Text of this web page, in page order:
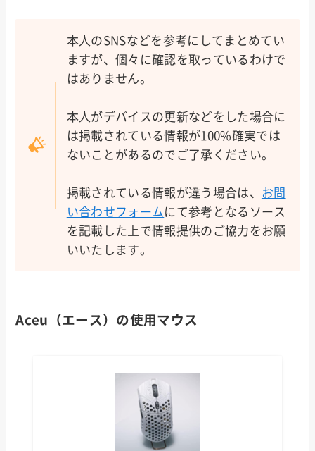
本人のSNSなどを参考にしてまとめてい
ますが、個々に確認を取っているわけで
はありません。
本人がデバイスの更新などをした場合に
は掲載されている情報が100%確実では
ないことがあるのでご了承ください。
掲載されている情報が違う場合は、
お問
い合わせフォーム にて参考となるソース
を記載した上で情報提供のご協力をお願
いいたします。
Aceu（エース）の使用マウス